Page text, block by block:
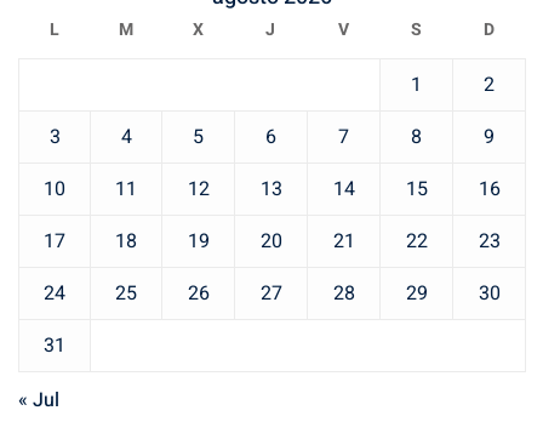
L M X J V S D
1
2
3
4 5 6 7 8
9
10
11 12 13 14 15
16
17
18 19 20 21 22
23
24
25 26 27 28 29
30
31
« Jul